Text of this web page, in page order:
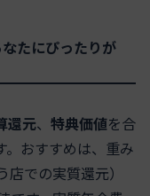
たにぴったりが
還元、 特典価値を合
。おすすめは、重み
での実質還元）